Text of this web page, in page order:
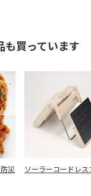
も買っています
災
ソーラーコードレス